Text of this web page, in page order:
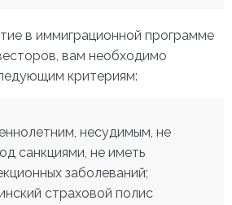
в иммиграционной программе
вам необходимо
критериям:
несудимым, не
санкциями, не иметь
заболеваний;
страховой полис